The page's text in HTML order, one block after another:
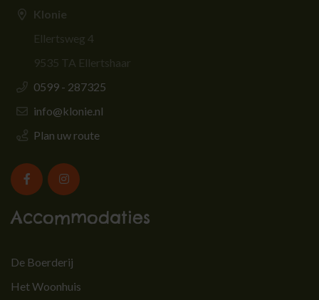
Klonie
Ellertsweg 4
9535 TA Ellertshaar
0599 - 287325
info@klonie.nl
Plan uw route
Accommodaties
De Boerderij
Het Woonhuis